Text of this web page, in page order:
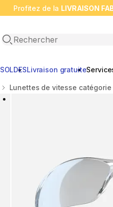
Profitez de la LIVRAISON
Open search
SOLDESLivraison gratuite
Lunettes de vitesse catégorie